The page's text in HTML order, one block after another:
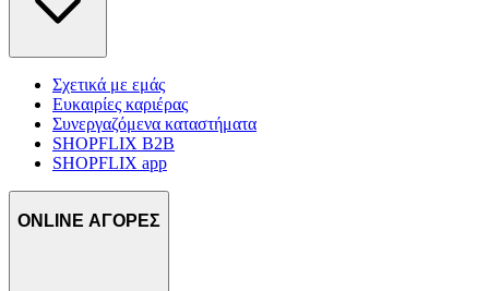
Σχετικά με εμάς
Ευκαιρίες καριέρας
Συνεργαζόμενα καταστήματα
SHOPFLIX B2B
SHOPFLIX app
ONLINE ΑΓΟΡΕΣ